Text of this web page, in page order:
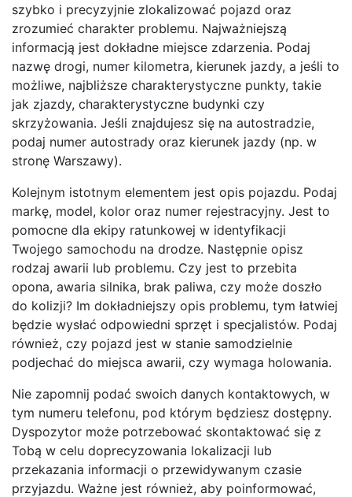
szybko i precyzyjnie zlokalizować pojazd oraz
zrozumieć charakter problemu. Najważniejszą
informacją jest dokładne miejsce zdarzenia. Podaj
nazwę drogi, numer kilometra, kierunek jazdy, a jeśli to
możliwe, najbliższe charakterystyczne punkty, takie
jak zjazdy, charakterystyczne budynki czy
skrzyżowania. Jeśli znajdujesz się na autostradzie,
podaj numer autostrady oraz kierunek jazdy (np. w
stronę Warszawy).
Kolejnym istotnym elementem jest opis pojazdu. Podaj
markę, model, kolor oraz numer rejestracyjny. Jest to
pomocne dla ekipy ratunkowej w identyfikacji
Twojego samochodu na drodze. Następnie opisz
rodzaj awarii lub problemu. Czy jest to przebita
opona, awaria silnika, brak paliwa, czy może doszło
do kolizji? Im dokładniejszy opis problemu, tym łatwiej
będzie wysłać odpowiedni sprzęt i specjalistów. Podaj
również, czy pojazd jest w stanie samodzielnie
podjechać do miejsca awarii, czy wymaga holowania.
Nie zapomnij podać swoich danych kontaktowych, w
tym numeru telefonu, pod którym będziesz dostępny.
Dyspozytor może potrzebować skontaktować się z
Tobą w celu doprecyzowania lokalizacji lub
przekazania informacji o przewidywanym czasie
przyjazdu. Ważne jest również, aby poinformować,